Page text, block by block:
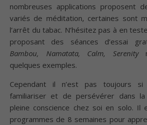
nombreuses applications proposent
variés de méditation, certaines sont
l’arrêt du tabac. N’hésitez pas à en
proposant des séances d’essai
Bambou, Namatata, Calm, Serenity
quelques exemples.
Cependant il n’est pas toujours
familiariser et de persévérer dans
pleine conscience chez soi en solo. Il
programmes de 8 semaines pour